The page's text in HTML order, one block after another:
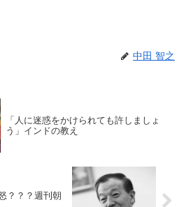
中田 智之
「人に迷惑をかけられても許しましょ
う」インドの教え
？？？週刊朝